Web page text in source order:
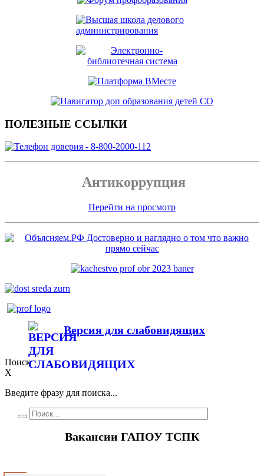
ПОЛЕЗНЫЕ ССЫЛКИ
Антикоррупция
Перейти на просмотр
Версия для слабовидящих
Поиск
X
Введите фразу для поиска...
Вакансии ГАПОУ ТСПК